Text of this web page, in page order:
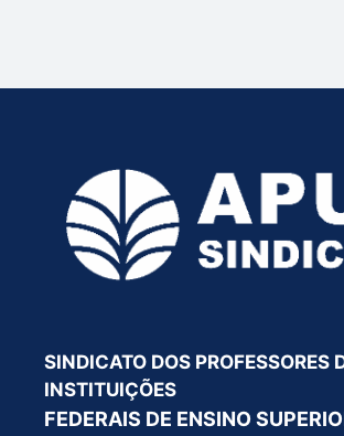
SINDICATO DOS PROFESSORES
INSTITUIÇÕES
FEDERAIS DE ENSINO